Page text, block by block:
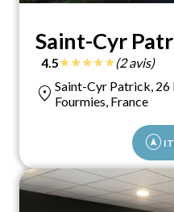
Saint-Cyr
4.5★★★★★(2 avis)
location_on Saint-Cyr Patrick, 26
Fourmies, France
assistant_navigation